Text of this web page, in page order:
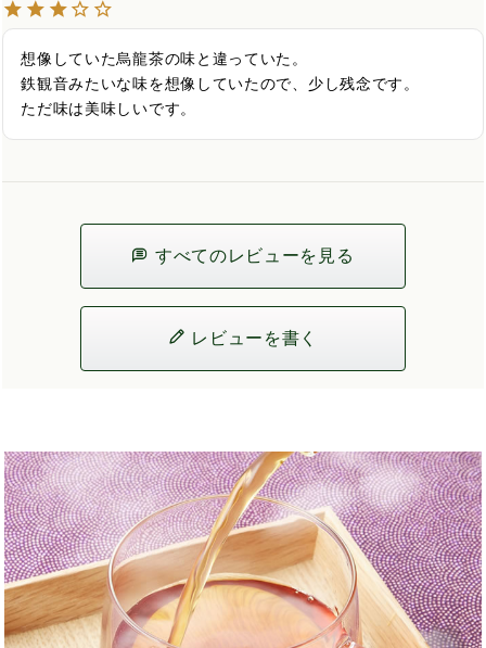
想像していた烏龍茶の味と違っていた。
鉄観音みたいな味を想像していたので、少し残念です。
ただ味は美味しいです。
すべてのレビューを見る
レビューを書く